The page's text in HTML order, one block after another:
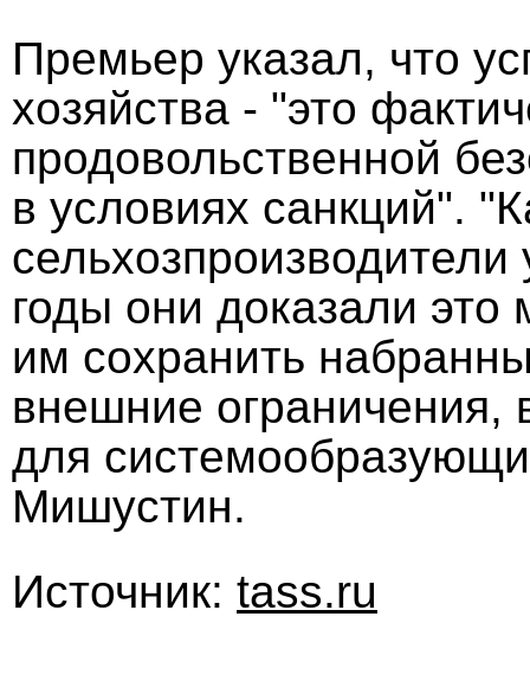
Премьер указал, что
хозяйства - "это
продовольственной
в условиях санкций".
годы они доказали это
им сохранить
внешние
для
Мишустин.
Источник: tass.ru